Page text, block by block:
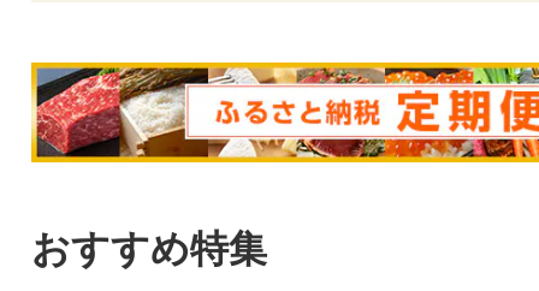
おすすめ特集